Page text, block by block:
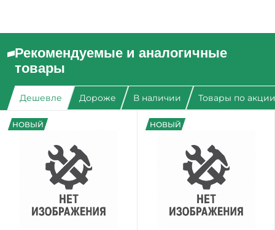
Рекомендуемые и аналогичные
товары
Дешевле Дороже В наличии Товары по акции
НОВЫЙ НОВЫЙ